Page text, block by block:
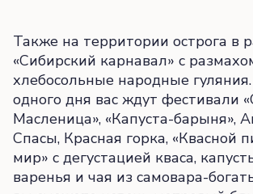
Также на территории острога в
«Сибирский карнавал» с
хлебосольные народные
одного дня вас ждут фестивали
Масленица», «Капуста-барыня»,
Спасы, Красная горка, «Квасной
мир» с дегустацией кваса,
варенья и чая из самовара-